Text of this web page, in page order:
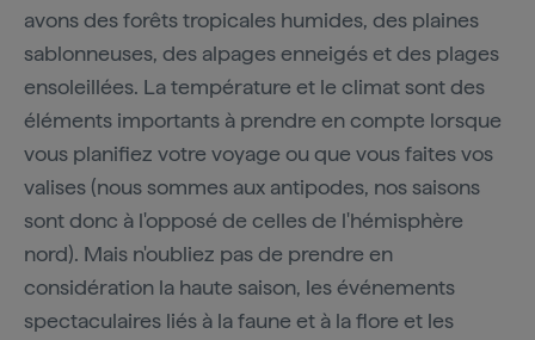
avons des forêts tropicales humides, des plaines
sablonneuses, des alpages enneigés et des plages
ensoleillées. La température et le climat sont des
éléments importants à prendre en compte lorsque
vous planifiez votre voyage ou que vous faites vos
valises (nous sommes aux antipodes, nos saisons
sont donc à l'opposé de celles de l'hémisphère
nord). Mais n'oubliez pas de prendre en
considération la haute saison, les événements
spectaculaires liés à la faune et à la flore et les